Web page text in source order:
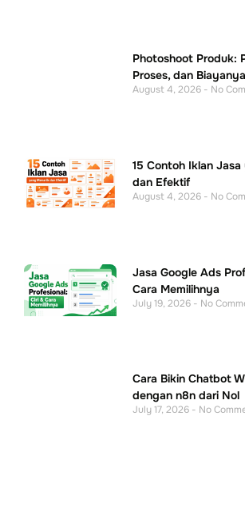
Photoshoot Produk:
Proses, dan Biayanya
August 4, 2026 No
15 Contoh Iklan
dan Efektif
August 4, 2026 No
Jasa Google Ads
Cara Memilihnya
July 19, 2026 No
Cara Bikin Chatbot
dengan n8n dari Nol
July 17, 2026 No